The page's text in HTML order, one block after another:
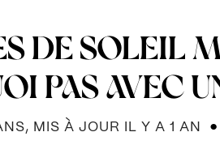
DE SOLEIL
PAS AVEC
MIS À JOUR IL Y A 1 AN ●